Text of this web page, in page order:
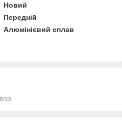
Новий
Передній
Алюмінієвий сплав